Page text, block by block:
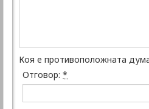
Коя е противоположната
Отговор: *